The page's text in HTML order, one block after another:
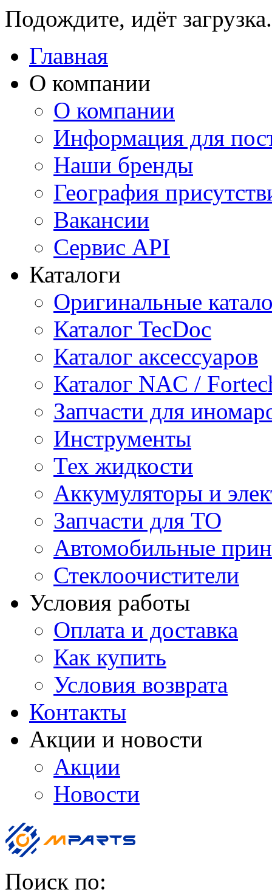
Подождите, идёт
Главная
О компании
О компании
Информация для
Наши бренды
География
Вакансии
Сервис API
Каталоги
Оригинальные
Каталог TecDoc
Каталог аксессуаров
Каталог NAC /
Запчасти для
Инструменты
Тех жидкости
Аккумуляторы и
Запчасти для ТО
Автомобильные
Стеклоочистители
Условия работы
Оплата и доставка
Как купить
Условия возврата
Контакты
Акции и новости
Акции
Новости
Поиск по: